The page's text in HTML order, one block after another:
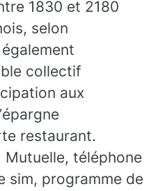
1830 et 2180
selon
collectif
aux
restaurant.
Mutuelle, téléphone
sim, programme de